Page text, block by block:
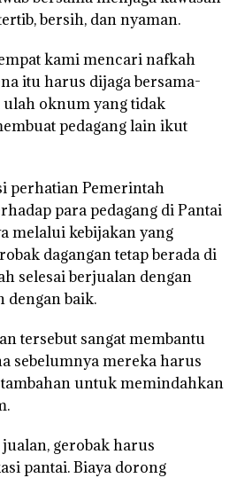
bersih, dan nyaman.
kami mencari nafkah
itu harus dijaga bersama-
ulah oknum yang tidak
pedagang lain ikut
perhatian Pemerintah
para pedagang di Pantai
melalui kebijakan yang
dagangan tetap berada di
selesai berjualan dengan
dengan baik.
tersebut sangat membantu
sebelumnya mereka harus
untuk memindahkan
gerobak harus
pantai. Biaya dorong